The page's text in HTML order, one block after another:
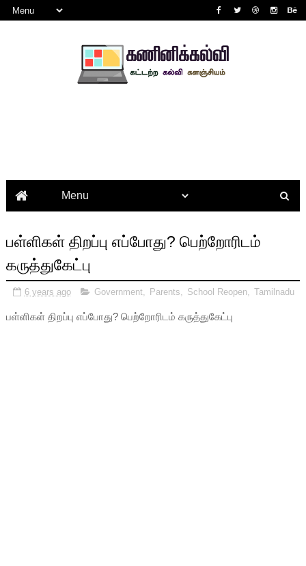
பள்ளிகள் திறப்பு எப்போது? பெற்றோரிடம்
கருத்துகேட்பு
6 years ago Government Parents School Reopen, Tamilnadu
பள்ளிகள் திறப்பு எப்போது? பெற்றோரிடம் கருத்துகேட்பு